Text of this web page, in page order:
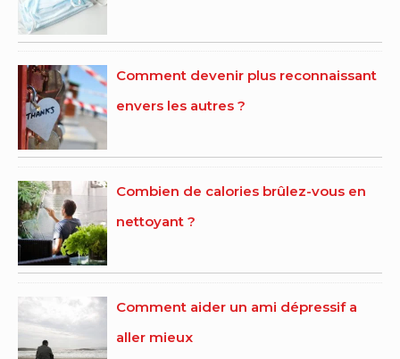
Comment devenir plus reconnaissant
envers les autres ?
Combien de calories brûlez-vous en
nettoyant ?
Comment aider un ami dépressif a
aller mieux